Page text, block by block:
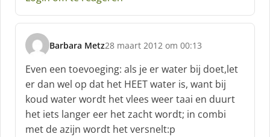
f
Barbara Metz
s
c
h
r
e
e
f
28 maart 2012 om 00:13
Even een toevoeging: als je er water bij doet,let
er dan wel op dat het HEET water is, want bij
koud water wordt het vlees weer taai en duurt
het iets langer eer het zacht wordt; in combi
met de azijn wordt het versnelt:p